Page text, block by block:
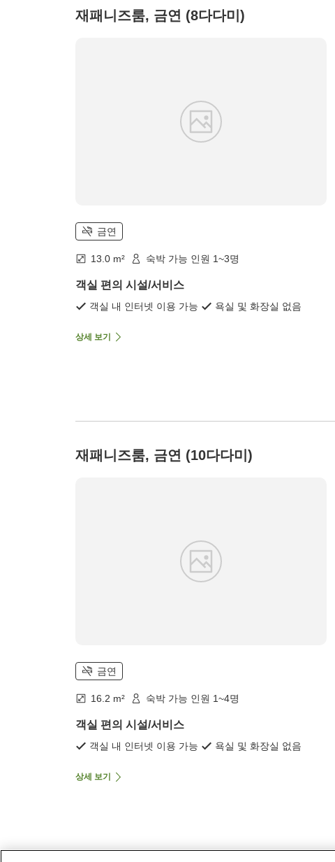
재패니즈룸, 금연 (8다다미)
금연
13.0 m² 숙박 가능 인원 1~3명
객실 편의 시설/서비스
객실 내 인터넷 이용 가능 욕실 및 화장실 없음
상세 보기
재패니즈룸, 금연 (10다다미)
금연
16.2 m² 숙박 가능 인원 1~4명
객실 편의 시설/서비스
객실 내 인터넷 이용 가능 욕실 및 화장실 없음
상세 보기